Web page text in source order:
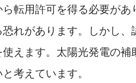
転用許可を得る必要が
恐れがあります。しかし
えます。太陽光発電の補
考えています。